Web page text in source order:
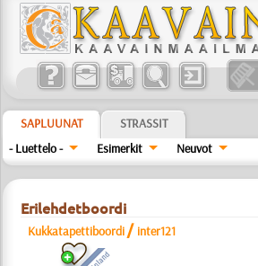
SAPLUUNAT
STRASSIT
- Luettelo -
Esimerkit Neuvot
Erilehdetboordi
Kukkatapettiboordi / inter121